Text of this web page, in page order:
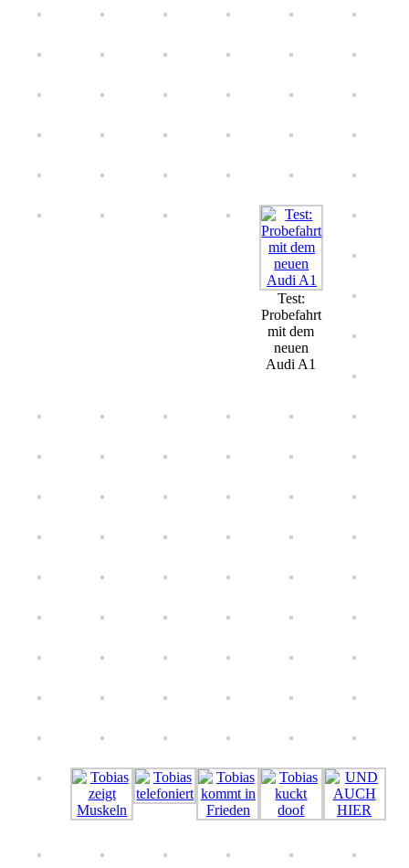
Test:
Probefahrt
mit dem
neuen
Audi A1